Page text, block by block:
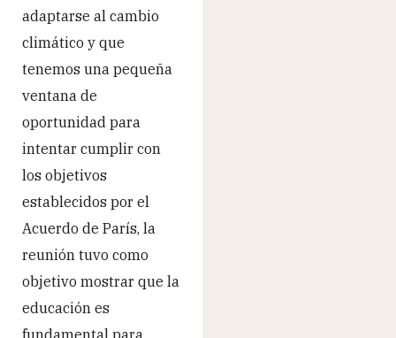
adaptarse al cambio
climático y que
tenemos una pequeña
ventana de
oportunidad para
intentar cumplir con
los objetivos
establecidos por el
Acuerdo de París, la
reunión tuvo como
objetivo mostrar que la
educación es